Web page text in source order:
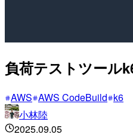
負荷テストツール
AWS AWS CodeBuild k6
小林陸
2025.09.05